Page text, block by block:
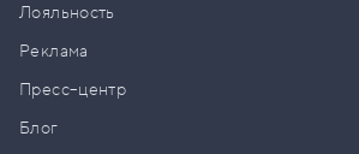
Лояльность
Реклама
Пресс–центр
Блог